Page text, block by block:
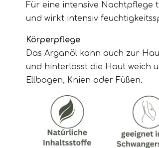
Für eine intensive Nachtpflege
und wirkt intensiv
Körperpflege
Das Arganöl kann auch zur
und hinterlässt die Haut weich
Ellbogen, Knien oder Füßen.